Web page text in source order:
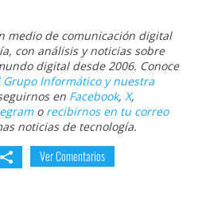
medio de comunicación digital
con análisis y noticias sobre
digital desde 2006. Conoce
Grupo Informático y nuestra
en Facebook, X,
o recibirnos en tu correo
noticias de tecnología.
Ver Comentarios